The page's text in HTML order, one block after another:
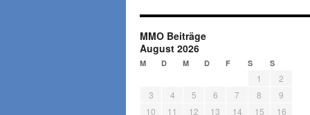
MMO Beiträge
August 2026
M D M D F S S
1
2
3
4 5 6 7 8
9
10
11 12 13 14 15 16